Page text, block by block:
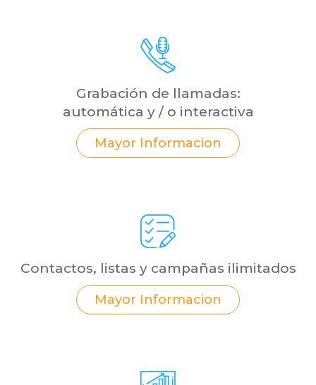
Grabación de llamadas:
automática y / o interactiva
Mayor Informacion
Contactos, listas y campañas ilimitados
Mayor Informacion